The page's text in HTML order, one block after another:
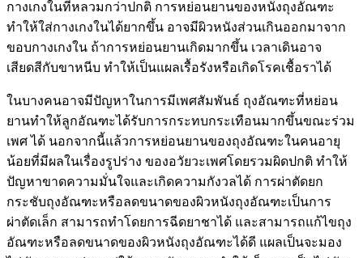
กางเกงในที่หลวมกว่าปกติ การหย่อนยานของหนังถุงอัณฑะ
ทำให้ใส่กางเกงในได้ยากขึ้น อาจมีผิวหนังส่วนเกินออกมาจาก
ขอบกางเกงใน ถ้าการหย่อนยานเกิดมากขึ้น เวลาเดินอาจ
เสียดสีกับขาหนีบ ทำให้เป็นแผลเรื้อรังหรือเกิดโรคเชื้อราได้
ในบางคนอาจมีปัญหาในการมีเพศสัมพันธ์ ถุงอัณฑะที่หย่อน
ยานทำให้ลูกอัณฑะได้รับการกระทบกระเทือนมากขึ้นขณะร่วม
เพศ ได้ นอกจากนี้แล้วการหย่อนยานของถุงอัณฑะในคนอายุ
น้อยที่มีผลในเรื่องรูปร่าง ของอวัยวะเพศโดยรวมผิดปกติ ทำให้
ปัญหาขาดความมั่นใจและเกิดความกังวลได้ การผ่าตัดยก
กระชับถุงอัณฑะหรือลดขนาดของผิวหนังถุงอัณฑะเป็นการ
ผ่าตัดเล็ก สามารถทำโดยการฉีดยาชาได้ และสามารถแก้ไขถุง
อัณฑะหรือลดขนาดของผิวหนังถุงอัณฑะได้ดี แผลเป็นจะมอง